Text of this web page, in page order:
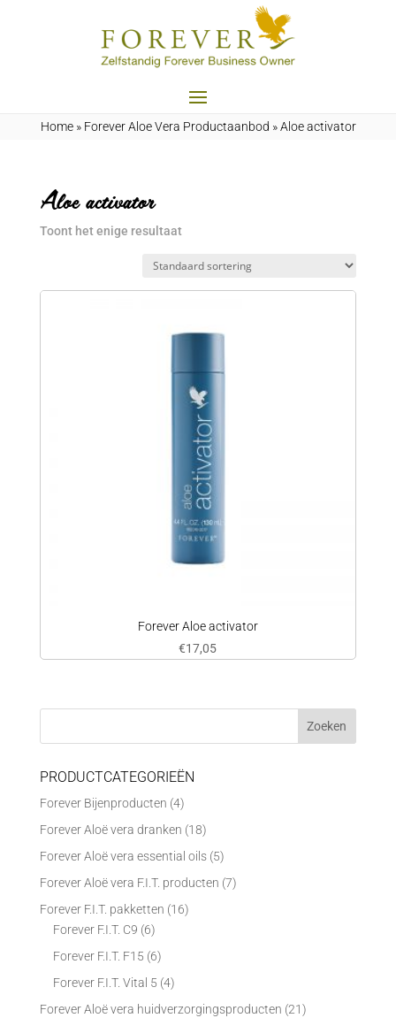
Home » Forever Aloe Vera Productaanbod »Aloe activator
Aloe activator
Toont het enige resultaat
Forever Aloe activator
€17,05
PRODUCTCATEGORIEËN
Forever Bijenproducten (4)
Forever Aloë vera dranken (18)
Forever Aloë vera essential oils (5)
Forever Aloë vera F.I.T. producten (7)
Forever F.I.T. pakketten (16)
Forever F.I.T. C9 (6)
Forever F.I.T. F15 (6)
Forever F.I.T. Vital 5 (4)
Forever Aloë vera huidverzorgingsproducten (21)